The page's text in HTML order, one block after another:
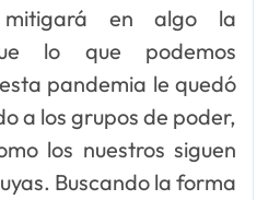
mitigará en algo la
lo que podemos
pandemia le quedó
a los grupos de poder,
los nuestros siguen
Buscando la forma